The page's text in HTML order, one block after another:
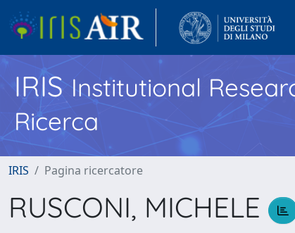
IRISInstitutional
Ricerca
IRIS Pagina ricercatore
RUSCONI, MICHELE